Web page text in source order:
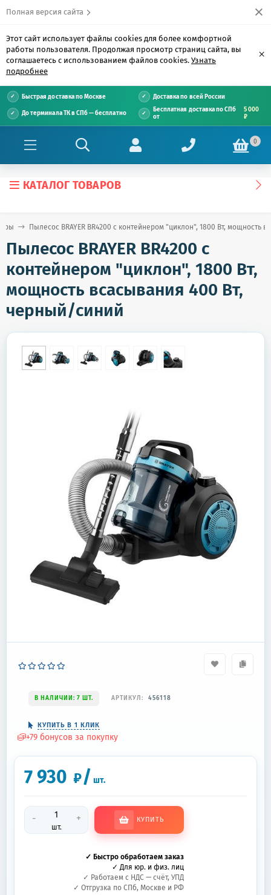
Полная версия сайта
Этот сайт использует файлы cookies для более комфортной
работы пользователя. Продолжая просмотр страниц сайта, вы
соглашаетесь с использованием файлов cookies. Узнать
подробнее
×
Быстрая доставка по Москве Доставка по всей России
До терминала ТК в СПб — бесплатно
Бесплатная доставка по СПб
от
5 000
₽
0
КАТАЛОГ ТОВАРОВ
Пылесос BRAYER BR4200 с контейнером "циклон", 1800 Вт, мощность
Пылесос BRAYER BR4200 с
контейнером "циклон", 1800 Вт,
мощность всасывания 400 Вт,
черный/синий
В НАЛИЧИИ: 7 ШТ. АРТИКУЛ: 456118
КУПИТЬ В 1 КЛИК
+79 бонусов за покупку
7 930 ₽/ шт.
-
шт.
+ КУПИТЬ
✓ Быстро обработаем заказ
✓ Для юр. и физ. лиц
✓ Работаем с НДС — счёт, УПД
✓ Отгрузка по СПб, Москве и РФ